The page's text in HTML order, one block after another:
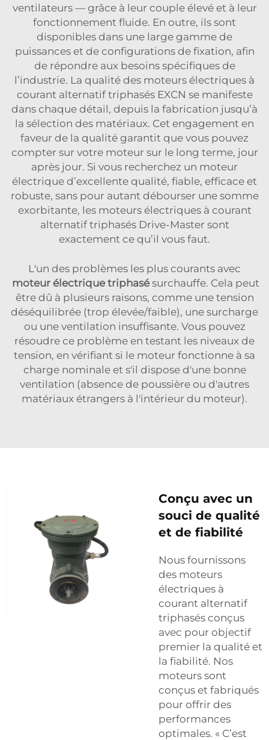
ventilateurs — grâce à leur couple élevé et à leur
fonctionnement fluide. En outre, ils sont
disponibles dans une large gamme de
puissances et de configurations de fixation, afin
de répondre aux besoins spécifiques de
l’industrie. La qualité des moteurs électriques à
courant alternatif triphasés EXCN se manifeste
dans chaque détail, depuis la fabrication jusqu’à
la sélection des matériaux. Cet engagement en
faveur de la qualité garantit que vous pouvez
compter sur votre moteur sur le long terme, jour
après jour. Si vous recherchez un moteur
électrique d’excellente qualité, fiable, efficace et
robuste, sans pour autant débourser une somme
exorbitante, les moteurs électriques à courant
alternatif triphasés Drive-Master sont
exactement ce qu’il vous faut.
L'un des problèmes les plus courants avec
moteur électrique triphasé surchauffe. Cela peut
être dû à plusieurs raisons, comme une tension
déséquilibrée (trop élevée/faible), une surcharge
ou une ventilation insuffisante. Vous pouvez
résoudre ce problème en testant les niveaux de
tension, en vérifiant si le moteur fonctionne à sa
charge nominale et s'il dispose d'une bonne
ventilation (absence de poussière ou d'autres
matériaux étrangers à l'intérieur du moteur).
Conçu avec un
souci de qualité
et de fiabilité
Nous fournissons
des moteurs
électriques à
courant alternatif
triphasés conçus
avec pour objectif
premier la qualité et
la fiabilité. Nos
moteurs sont
conçus et fabriqués
pour offrir des
performances
optimales. « C’est